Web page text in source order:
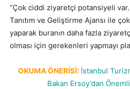
“Çok ciddi ziyaretçi potansiyeli
Tanıtım ve Geliştirme Ajansı ile çok
yaparak buranın daha fazla
olması için gerekenleri yapmayı
OKUMA ÖNERİSİ: İstanbul
Bakan Ersoy’dan